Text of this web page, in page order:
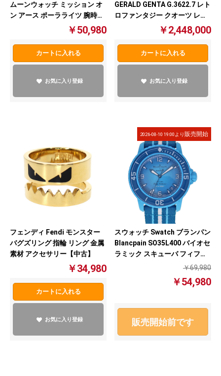
ムーンウォッチ ミッション オ
ン アース ポーラライツ 腕時計
ブラック×ターコイズ メンズ
￥50,980
カートに入れる
お気に入り登録
GERALD GENTA G.3622.7 レト
ロファンタジー クオーツ レデ
ィース ホワイトシェル文字盤
￥2,448,000
カートに入れる
お気に入り登録
フェンディ Fendi モンスター
バグズリング 指輪 リング 金属
素材 アクセサリー【中古】
￥34,980
カートに入れる
お気に入り登録
2026-08-10 19:00より販売開始
スウォッチ Swatch ブランパン
Blancpain SO35L400 バイオセ
ラミック スキューバ フィフテ
ィ ファゾムス ブルーラグーン
￥69,980
￥54,980
販売開始前です